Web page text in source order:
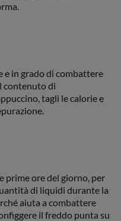
e in grado di combattere
contenuto di
tagli le calorie e
prime ore del giorno, per
di liquidi durante la
aiuta a combattere
il freddo punta su